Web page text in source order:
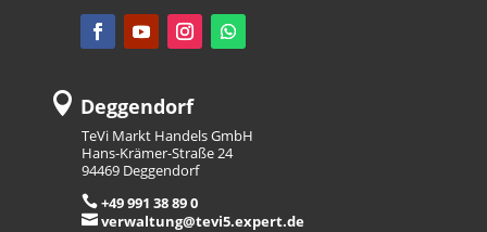
 Deggendorf
TeVi Markt Handels GmbH
Hans-Krämer-Straße 24
94469 Deggendorf
 +49 991 38 89 0
 verwaltung@tevi5.expert.de